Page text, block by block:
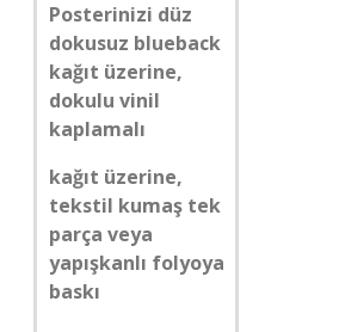
Posterinizi düz
dokusuz blueback
kağıt üzerine,
dokulu vinil
kaplamalı
kağıt üzerine,
tekstil kumaş tek
parça veya
yapışkanlı folyoya
baskı